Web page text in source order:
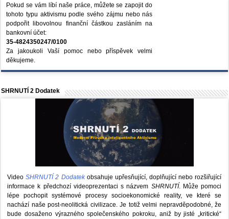
Pokud se vám líbí naše práce, můžete se zapojit do
tohoto typu aktivismu podle svého zájmu nebo nás
podpořit libovolnou finanční částkou zasláním na
bankovní účet:
35-4824350247/0100
Za jakoukoli Vaší pomoc nebo příspěvek velmi
děkujeme.
SHRNUTÍ 2 Dodatek
VideoSHRNUTÍ 2 Dodatekobsahuje upřesňující, doplňující nebo rozšiřující
informace k předchozí videoprezentaci s názvem SHRNUTÍ. Může pomoci
lépe pochopit systémové procesy socioekonomické reality, ve které se
nachází naše post-neolitická civilizace. Je totiž velmi nepravděpodobné, že
bude dosaženo výrazného společenského pokroku, aniž by jisté „kritické“